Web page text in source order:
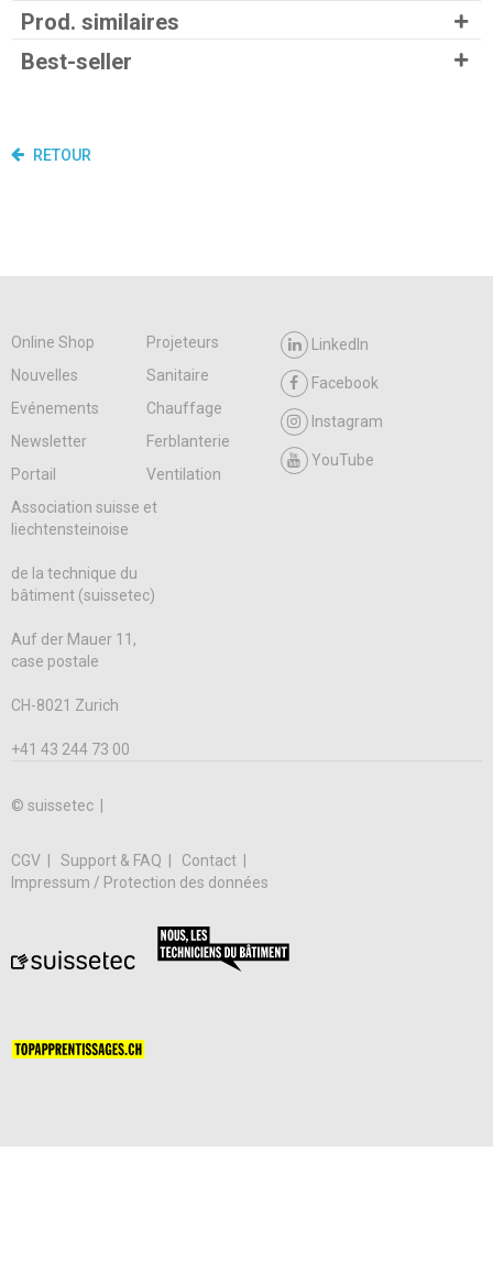
Prod. similaires
Best-seller
RETOUR
Online Shop
Projeteurs
Nouvelles
Sanitaire
Evénements
Chauffage
Newsletter
Ferblanterie
Portail
Ventilation
LinkedIn
Facebook
Instagram
YouTube
Association suisse et
liechtensteinoise
de la technique du
bâtiment (suissetec)
Auf der Mauer 11,
case postale
CH-8021 Zurich
+41 43 244 73 00
© suissetec |
CGV Support & FAQ
Contact
Impressum / Protection des données